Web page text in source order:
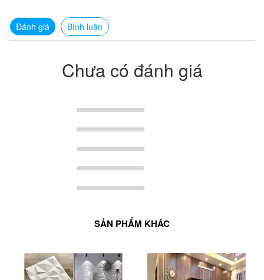
Đánh giá Bình luận
Chưa có đánh giá
SẢN PHẨM KHÁC